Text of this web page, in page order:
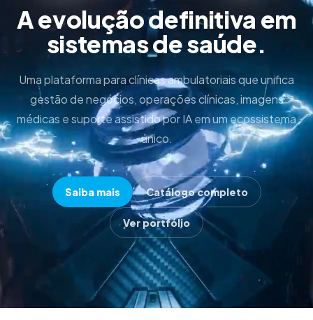
A evolução definitiva em
sistemas de saúde.
Uma plataforma para clínicas ambulatoriais que unifica
gestão de negócios, operações clínicas, imagens
médicas e suporte assistido por IA em um ecossistema
único.
Saiba mais Catálogo completo
Ver portfólio